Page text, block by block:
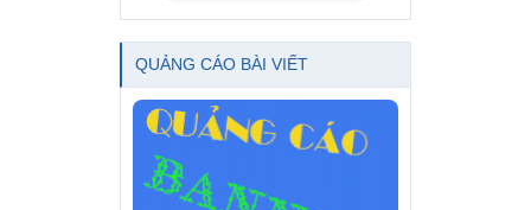
QUẢNG CÁO BÀI VIẾT